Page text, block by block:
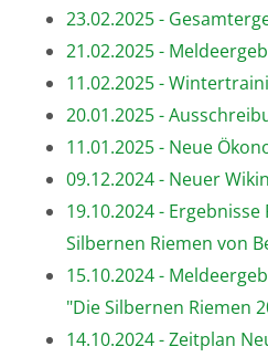
23.02.2025 -
21.02.2025 -
11.02.2025 -
20.01.2025 -
11.01.2025 - Neue
09.12.2024 - Neuer
19.10.2024 -
Silbernen Riemen von
15.10.2024 -
"Die Silbernen Riemen
14.10.2024 - Zeitplan